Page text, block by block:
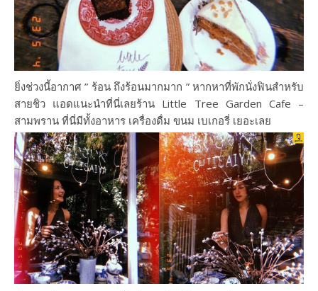
ยิ่งช่วงนี้อากาศ ” ร้อน ถึงร้อนมากมาก ” หากหาที่พักนั่งฟินสำหรับ
สายชิว แอดแนะนำที่นี่เลยร้าน Little Tree Garden Cafe –
สามพราน ที่นี่มีทั้งอาหาร เครื่องดื่ม ขนม เบเกอรี่ เยอะเลย